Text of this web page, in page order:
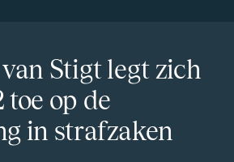
van Stigt legt zich
toe op de
in strafzaken